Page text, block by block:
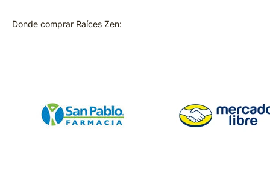
Donde comprar Raíces Zen: